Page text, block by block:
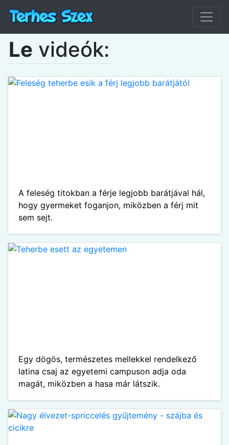
Le videók:
A feleség titokban a férje legjobb barátjával hál,
hogy gyermeket foganjon, miközben a férj mit
sem sejt.
Egy dögös, természetes mellekkel rendelkező
latina csaj az egyetemi campuson adja oda
magát, miközben a hasa már látszik.